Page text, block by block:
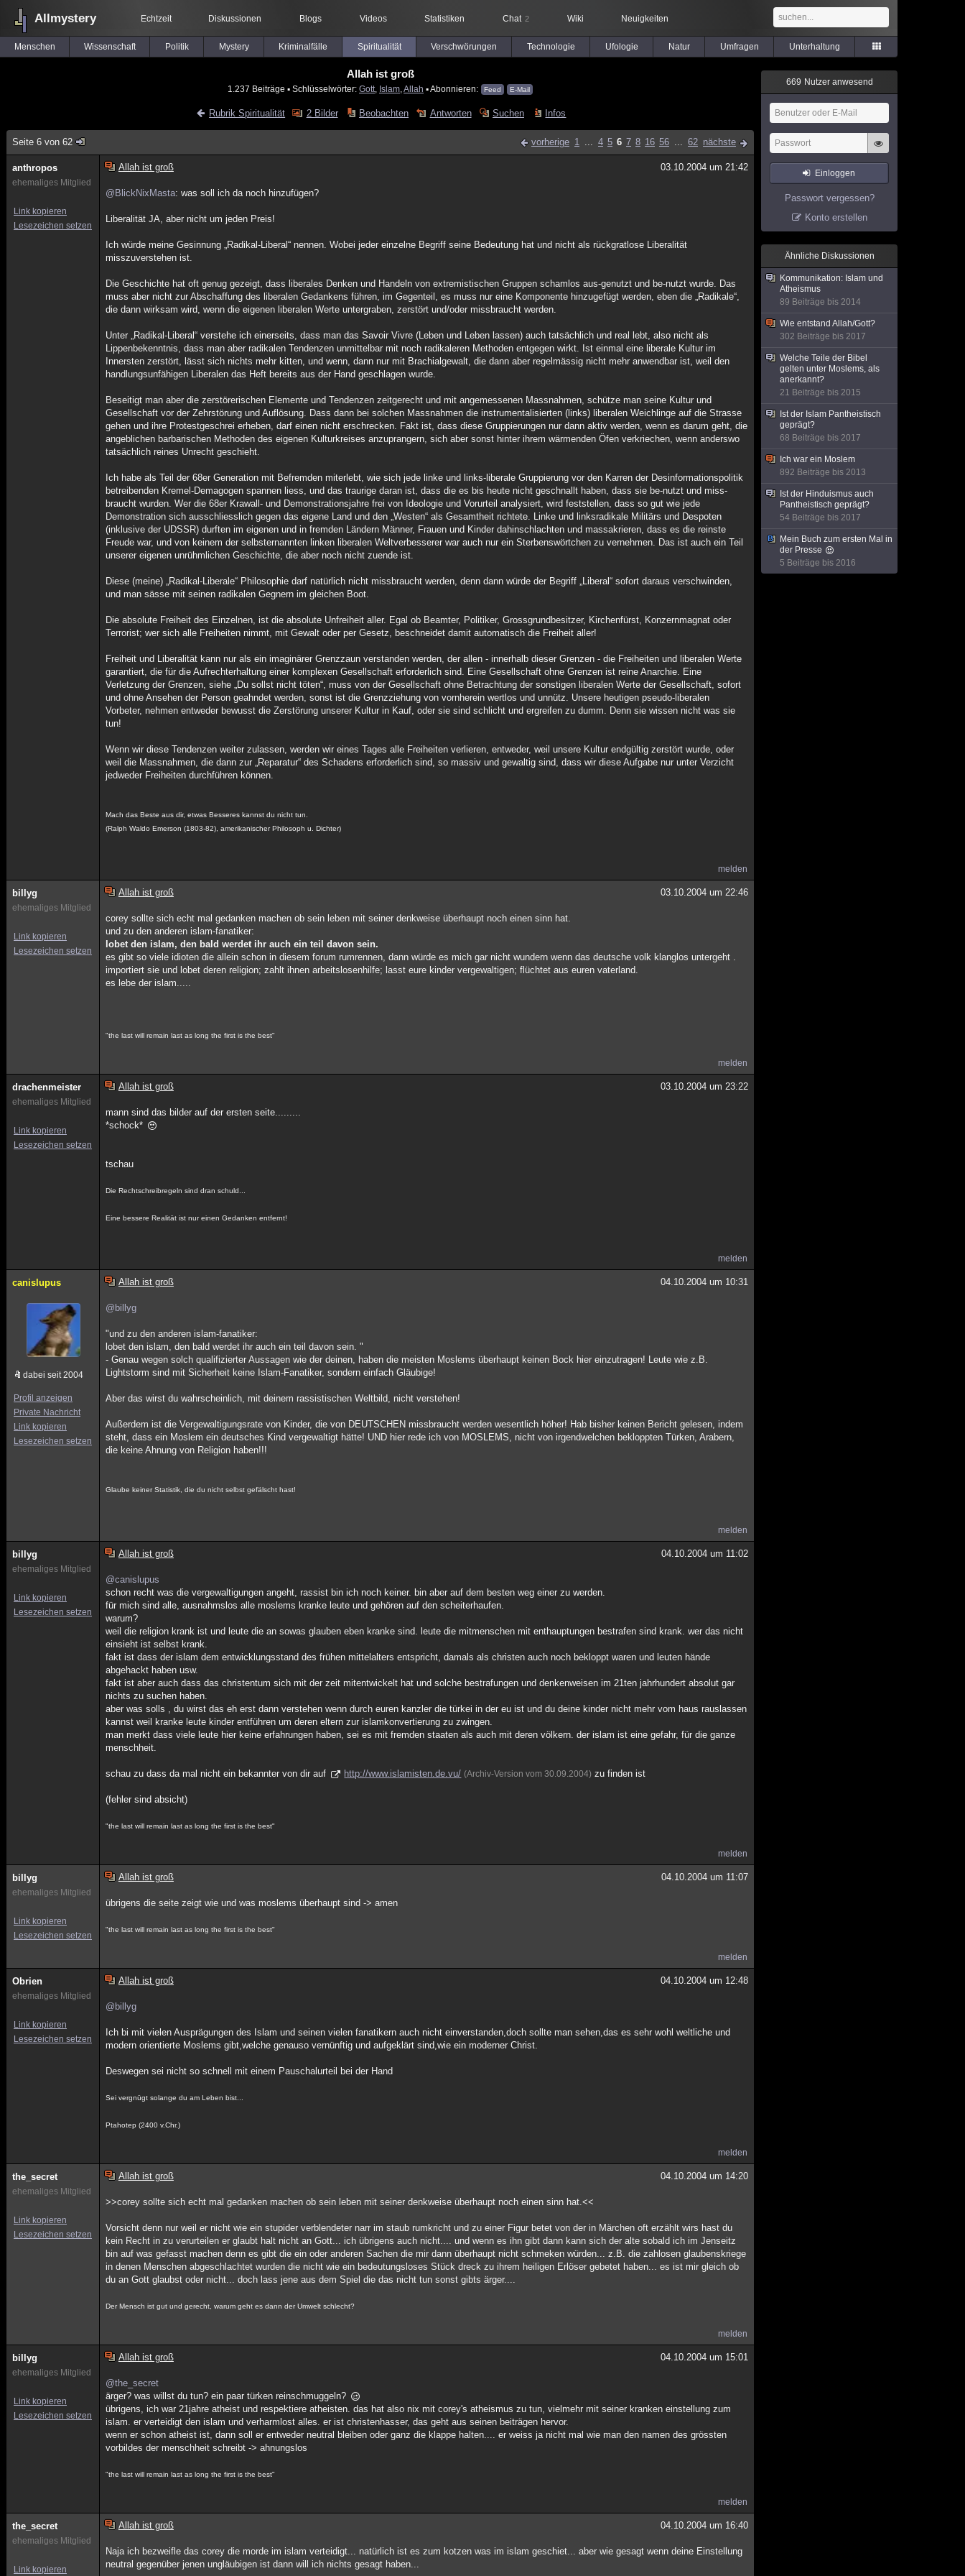
Allmystery Echtzeit Diskussionen Blogs Videos Statistiken Chat 2 Wiki Neuigkeiten
Menschen Wissenschaft Politik Mystery Kriminalfälle Spiritualität Verschwörungen Technologie Ufologie Natur Umfragen Unterhaltung
Allah ist groß
1.237 Beiträge ▪ Schlüsselwörter: Gott Islam Allah ▪ Abonnieren: Feed E-Mail
Rubrik Spiritualität 2 Bilder Beobachten Antworten Suchen Infos
Seite 6 von 62 vorherige 1 ... 4 5 6 7 8 16 56 ... 62 nächste
anthropos
ehemaliges Mitglied
Link kopieren
Lesezeichen setzen
Allah ist groß 03.10.2004 um 21:42
@BlickNixMasta: was soll ich da noch hinzufügen?
Liberalität JA, aber nicht um jeden Preis!
Ich würde meine Gesinnung „Radikal-Liberal“ nennen. Wobei jeder einzelne Begriff seine Bedeutung hat und nicht als rückgratlose Liberalität
misszuverstehen ist.
Die Geschichte hat oft genug gezeigt, dass liberales Denken und Handeln von extremistischen Gruppen schamlos aus-genutzt und be-nutzt wurde. Das
muss aber nicht zur Abschaffung des liberalen Gedankens führen, im Gegenteil, es muss nur eine Komponente hinzugefügt werden, eben die „Radikale“,
die dann wirksam wird, wenn die eigenen liberalen Werte untergraben, zerstört und/oder missbraucht werden.
Unter „Radikal-Liberal“ verstehe ich einerseits, dass man das Savoir Vivre (Leben und Leben lassen) auch tatsächlich und real lebt, also nicht als
Lippenbekenntnis, dass man aber radikalen Tendenzen unmittelbar mit noch radikaleren Methoden entgegen wirkt. Ist einmal eine liberale Kultur im
Innersten zerstört, lässt sich nichts mehr kitten, und wenn, dann nur mit Brachialgewalt, die dann aber regelmässig nicht mehr anwendbar ist, weil den
handlungsunfähigen Liberalen das Heft bereits aus der Hand geschlagen wurde.
Beseitigt man aber die zerstörerischen Elemente und Tendenzen zeitgerecht und mit angemessenen Massnahmen, schütze man seine Kultur und
Gesellschaft vor der Zehrstörung und Auflösung. Dass dann bei solchen Massnahmen die instrumentalisierten (links) liberalen Weichlinge auf die Strasse
gehen und ihre Protestgeschrei erheben, darf einen nicht erschrecken. Fakt ist, dass diese Gruppierungen nur dann aktiv werden, wenn es darum geht, die
angeblichen barbarischen Methoden des eigenen Kulturkreises anzuprangern, sich aber sonst hinter ihrem wärmenden Öfen verkriechen, wenn anderswo
tatsächlich reines Unrecht geschieht.
Ich habe als Teil der 68er Generation mit Befremden miterlebt, wie sich jede linke und links-liberale Gruppierung vor den Karren der Desinformationspolitik
betreibenden Kremel-Demagogen spannen liess, und das traurige daran ist, dass die es bis heute nicht geschnallt haben, dass sie be-nutzt und miss-
braucht wurden. Wer die 68er Krawall- und Demonstrationsjahre frei von Ideologie und Vorurteil analysiert, wird feststellen, dass so gut wie jede
Demonstration sich ausschliesslich gegen das eigene Land und den „Westen“ als Gesamtheit richtete. Linke und linksradikale Militärs und Despoten
(inklusive der UDSSR) durften im eigenen und in fremden Ländern Männer, Frauen und Kinder dahinschlachten und massakrieren, dass es die reinste
Freude war, und von keinem der selbsternannten linken liberalen Weltverbesserer war auch nur ein Sterbenswörtchen zu vernehmen. Das ist auch ein Teil
unserer eigenen unrühmlichen Geschichte, die aber noch nicht zuende ist.
Diese (meine) „Radikal-Liberale“ Philosophie darf natürlich nicht missbraucht werden, denn dann würde der Begriff „Liberal“ sofort daraus verschwinden,
und man sässe mit seinen radikalen Gegnern im gleichen Boot.
Die absolute Freiheit des Einzelnen, ist die absolute Unfreiheit aller. Egal ob Beamter, Politiker, Grossgrundbesitzer, Kirchenfürst, Konzernmagnat oder
Terrorist; wer sich alle Freiheiten nimmt, mit Gewalt oder per Gesetz, beschneidet damit automatisch die Freiheit aller!
Freiheit und Liberalität kann nur als ein imaginärer Grenzzaun verstanden werden, der allen - innerhalb dieser Grenzen - die Freiheiten und liberalen Werte
garantiert, die für die Aufrechterhaltung einer komplexen Gesellschaft erforderlich sind. Eine Gesellschaft ohne Grenzen ist reine Anarchie. Eine
Verletzung der Grenzen, siehe „Du sollst nicht töten“, muss von der Gesellschaft ohne Betrachtung der sonstigen liberalen Werte der Gesellschaft, sofort
und ohne Ansehen der Person geahndet werden, sonst ist die Grenzziehung von vornherein wertlos und unnütz. Unsere heutigen pseudo-liberalen
Vorbeter, nehmen entweder bewusst die Zerstörung unserer Kultur in Kauf, oder sie sind schlicht und ergreifen zu dumm. Denn sie wissen nicht was sie
tun!
Wenn wir diese Tendenzen weiter zulassen, werden wir eines Tages alle Freiheiten verlieren, entweder, weil unsere Kultur endgültig zerstört wurde, oder
weil die Massnahmen, die dann zur „Reparatur“ des Schadens erforderlich sind, so massiv und gewaltig sind, dass wir diese Aufgabe nur unter Verzicht
jedweder Freiheiten durchführen können.
Mach das Beste aus dir, etwas Besseres kannst du nicht tun.
(Ralph Waldo Emerson (1803-82), amerikanischer Philosoph u. Dichter)
melden
billyg
ehemaliges Mitglied
Link kopieren
Lesezeichen setzen
Allah ist groß 03.10.2004 um 22:46
corey sollte sich echt mal gedanken machen ob sein leben mit seiner denkweise überhaupt noch einen sinn hat.
und zu den anderen islam-fanatiker:
lobet den islam, den bald werdet ihr auch ein teil davon sein.
es gibt so viele idioten die allein schon in diesem forum rumrennen, dann würde es mich gar nicht wundern wenn das deutsche volk klanglos untergeht .
importiert sie und lobet deren religion; zahlt ihnen arbeitslosenhilfe; lasst eure kinder vergewaltigen; flüchtet aus euren vaterland.
es lebe der islam.....
"the last will remain last as long the first is the best"
melden
drachenmeister
ehemaliges Mitglied
Link kopieren
Lesezeichen setzen
Allah ist groß 03.10.2004 um 23:22
mann sind das bilder auf der ersten seite.........
*schock*
tschau
Die Rechtschreibregeln sind dran schuld...
Eine bessere Realität ist nur einen Gedanken entfernt!
melden
canislupus
dabei seit 2004
Profil anzeigen
Private Nachricht
Link kopieren
Lesezeichen setzen
Allah ist groß 04.10.2004 um 10:31
@billyg
"und zu den anderen islam-fanatiker:
lobet den islam, den bald werdet ihr auch ein teil davon sein. "
- Genau wegen solch qualifizierter Aussagen wie der deinen, haben die meisten Moslems überhaupt keinen Bock hier einzutragen! Leute wie z.B.
Lightstorm sind mit Sicherheit keine Islam-Fanatiker, sondern einfach Gläubige!
Aber das wirst du wahrscheinlich, mit deinem rassistischen Weltbild, nicht verstehen!
Außerdem ist die Vergewaltigungsrate von Kinder, die von DEUTSCHEN missbraucht werden wesentlich höher! Hab bisher keinen Bericht gelesen, indem
steht, dass ein Moslem ein deutsches Kind vergewaltigt hätte! UND hier rede ich von MOSLEMS, nicht von irgendwelchen bekloppten Türken, Arabern,
die keine Ahnung von Religion haben!!!
Glaube keiner Statistik, die du nicht selbst gefälscht hast!
melden
billyg
ehemaliges Mitglied
Link kopieren
Lesezeichen setzen
Allah ist groß 04.10.2004 um 11:02
@canislupus
schon recht was die vergewaltigungen angeht, rassist bin ich noch keiner. bin aber auf dem besten weg einer zu werden.
für mich sind alle, ausnahmslos alle moslems kranke leute und gehören auf den scheiterhaufen.
warum?
weil die religion krank ist und leute die an sowas glauben eben kranke sind. leute die mitmenschen mit enthauptungen bestrafen sind krank. wer das nicht
einsieht ist selbst krank.
fakt ist dass der islam dem entwicklungsstand des frühen mittelalters entspricht, damals als christen auch noch bekloppt waren und leuten hände
abgehackt haben usw.
fakt ist aber auch dass das christentum sich mit der zeit mitentwickelt hat und solche bestrafungen und denkenweisen im 21ten jahrhundert absolut gar
nichts zu suchen haben.
aber was solls , du wirst das eh erst dann verstehen wenn durch euren kanzler die türkei in der eu ist und du deine kinder nicht mehr vom haus rauslassen
kannst weil kranke leute kinder entführen um deren eltern zur islamkonvertierung zu zwingen.
man merkt dass viele leute hier keine erfahrungen haben, sei es mit fremden staaten als auch mit deren völkern. der islam ist eine gefahr, für die ganze
menschheit.
schau zu dass da mal nicht ein bekannter von dir auf http://www.islamisten.de.vu/ (Archiv-Version vom 30.09.2004) zu finden ist
(fehler sind absicht)
"the last will remain last as long the first is the best"
melden
billyg
ehemaliges Mitglied
Link kopieren
Lesezeichen setzen
Allah ist groß 04.10.2004 um 11:07
übrigens die seite zeigt wie und was moslems überhaupt sind -> amen
"the last will remain last as long the first is the best"
melden
Obrien
ehemaliges Mitglied
Link kopieren
Lesezeichen setzen
Allah ist groß 04.10.2004 um 12:48
@billyg
Ich bi mit vielen Ausprägungen des Islam und seinen vielen fanatikern auch nicht einverstanden,doch sollte man sehen,das es sehr wohl weltliche und
modern orientierte Moslems gibt,welche genauso vernünftig und aufgeklärt sind,wie ein moderner Christ.
Deswegen sei nicht so schnell mit einem Pauschalurteil bei der Hand
Sei vergnügt solange du am Leben bist...
Ptahotep (2400 v.Chr.)
melden
the_secret
ehemaliges Mitglied
Link kopieren
Lesezeichen setzen
Allah ist groß 04.10.2004 um 14:20
>>corey sollte sich echt mal gedanken machen ob sein leben mit seiner denkweise überhaupt noch einen sinn hat.<<
Vorsicht denn nur weil er nicht wie ein stupider verblendeter narr im staub rumkricht und zu einer Figur betet von der in Märchen oft erzählt wirs hast du
kein Recht in zu verurteilen er glaubt halt nicht an Gott... ich übrigens auch nicht.... und wenn es ihn gibt dann kann sich der alte sobald ich im Jenseitz
bin auf was gefasst machen denn es gibt die ein oder anderen Sachen die mir dann überhaupt nicht schmeken würden... z.B. die zahlosen glaubenskriege
in denen Menschen abgeschlachtet wurden die nicht wie ein bedeutungsloses Stück dreck zu ihrem heiligen Erlöser gebetet haben... es ist mir gleich ob
du an Gott glaubst oder nicht... doch lass jene aus dem Spiel die das nicht tun sonst gibts ärger....
Der Mensch ist gut und gerecht, warum geht es dann der Umwelt schlecht?
melden
billyg
ehemaliges Mitglied
Link kopieren
Lesezeichen setzen
Allah ist groß 04.10.2004 um 15:01
@the_secret
ärger? was willst du tun? ein paar türken reinschmuggeln?
übrigens, ich war 21jahre atheist und respektiere atheisten. das hat also nix mit corey's atheismus zu tun, vielmehr mit seiner kranken einstellung zum
islam. er verteidigt den islam und verharmlost alles. er ist christenhasser, das geht aus seinen beiträgen hervor.
wenn er schon atheist ist, dann soll er entweder neutral bleiben oder ganz die klappe halten.... er weiss ja nicht mal wie man den namen des grössten
vorbildes der menschheit schreibt -> ahnungslos
"the last will remain last as long the first is the best"
melden
the_secret
ehemaliges Mitglied
Link kopieren
Allah ist groß 04.10.2004 um 16:40
Naja ich bezweifle das corey die morde im islam verteidigt... natürlich ist es zum kotzen was im islam geschiet... aber wie gesagt wenn deine Einstellung
neutral gegenüber jenen ungläubigen ist dann will ich nichts gesagt haben...
669 Nutzer anwesend
Einloggen
Passwort vergessen?
Konto erstellen
Ähnliche Diskussionen
Kommunikation: Islam und
Atheismus
89 Beiträge bis 2014
Wie entstand Allah/Gott?
302 Beiträge bis 2017
Welche Teile der Bibel
gelten unter Moslems, als
anerkannt?
21 Beiträge bis 2015
Ist der Islam Pantheistisch
geprägt?
68 Beiträge bis 2017
Ich war ein Moslem
892 Beiträge bis 2013
Ist der Hinduismus auch
Pantheistisch geprägt?
54 Beiträge bis 2017
Mein Buch zum ersten Mal in
der Presse
5 Beiträge bis 2016